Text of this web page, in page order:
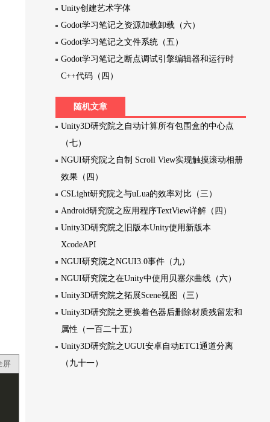
屏
Unity创建艺术字体
Godot学习笔记之资源加载卸载（六）
Godot学习笔记之文件系统（五）
Godot学习笔记之断点调试引擎编辑器和运行时
C++代码（四）
随机文章
Unity3D研究院之自动计算所有包围盒的中心点
（七）
NGUI研究院之自制 Scroll View实现触摸滚动相册
效果（四）
CSLight研究院之与uLua的效率对比（三）
Android研究院之应用程序TextView详解（四）
Unity3D研究院之旧版本Unity使用新版本
XcodeAPI
NGUI研究院之NGUI3.0事件（九）
NGUI研究院之在Unity中使用贝塞尔曲线（六）
Unity3D研究院之拓展Scene视图（三）
Unity3D研究院之更换着色器后删除材质残留宏和
属性（一百二十五）
Unity3D研究院之UGUI安卓自动ETC1通道分离
（九十一）